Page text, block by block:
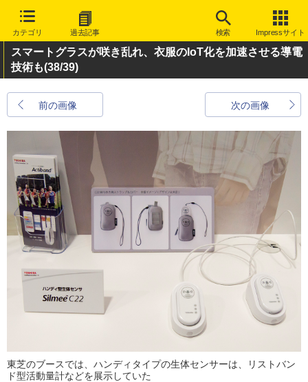
カテゴリ 過去記事 検索 Impressサイト
スマートグラスが咲き乱れ、衣服のIoT化を加速させる導電
技術も(38/39)
前の画像 次の画像
東芝のブースでは、ハンディタイプの生体センサーは、リストバン
ド型活動量計などを展示していた